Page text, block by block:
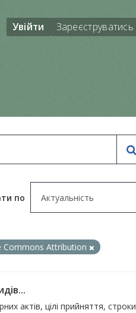
Увійти Зареєструватись
по
Commons Attribution
актів, цілі прийняття, строки